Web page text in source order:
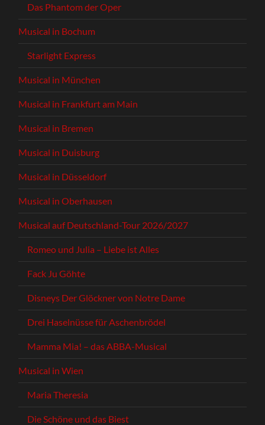
Das Phantom der Oper
Musical in Bochum
Starlight Express
Musical in München
Musical in Frankfurt am Main
Musical in Bremen
Musical in Duisburg
Musical in Düsseldorf
Musical in Oberhausen
Musical auf Deutschland-Tour 2026/2027
Romeo und Julia – Liebe ist Alles
Fack Ju Göhte
Disneys Der Glöckner von Notre Dame
Drei Haselnüsse für Aschenbrödel
Mamma Mia! – das ABBA-Musical
Musical in Wien
Maria Theresia
Die Schöne und das Biest